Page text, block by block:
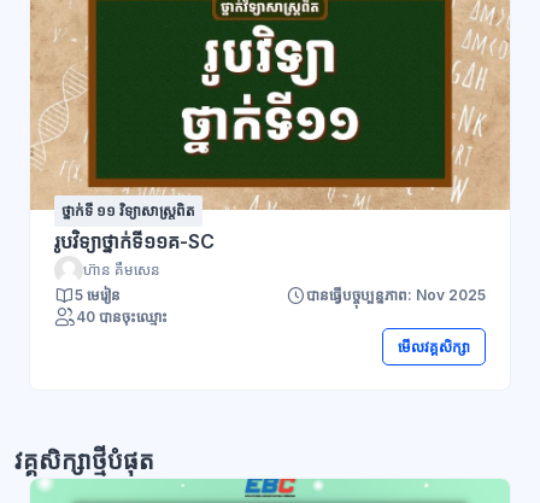
ថ្នាក់ទី ១១ វិទ្យាសាស្រ្តពិត
រូបវិទ្យាថ្នាក់ទី១១គ-SC
ហ៊ាន គឹមសេន
5 មេរៀន
បានធ្វើបច្ចុប្បន្នភាព: Nov 2025
40 បានចុះឈ្មោះ
មើលវគ្គសិក្សា
វគ្គសិក្សាថ្មីបំផុត